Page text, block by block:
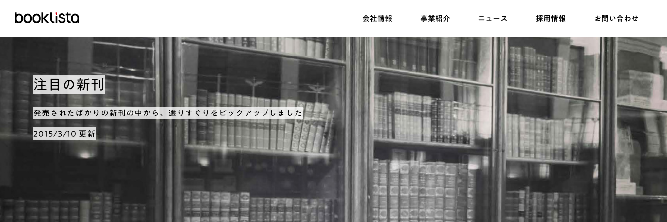
会社情報 事業紹介 ニュース 採用情報 お問い合わせ
注目の新刊
発売されたばかりの新刊の中から、選りすぐりをピックアップしました
2015/3/10 更新